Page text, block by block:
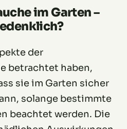
im Garten –
der
betrachtet haben,
sie im Garten sicher
solange bestimmte
beachtet werden. Die